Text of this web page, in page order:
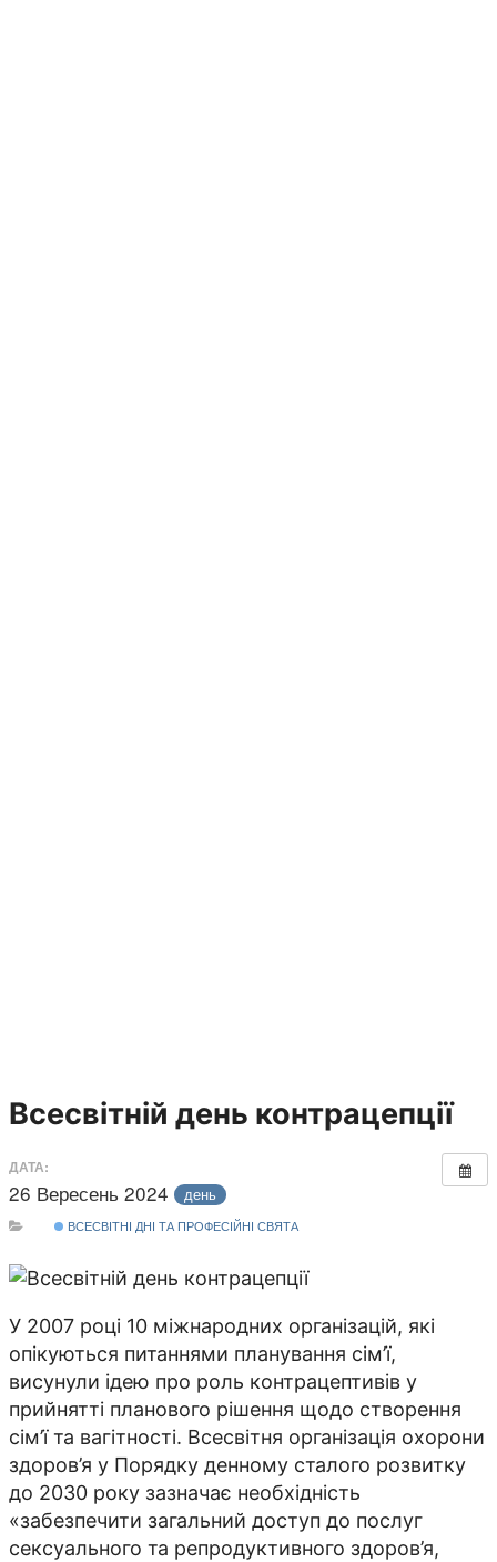
Всесвітній день контрацепції
ДАТА:
26 Вересень 2024 день
ВСЕСВІТНІ ДНІ ТА ПРОФЕСІЙНІ СВЯТА
У 2007 році 10 міжнародних організацій, які
опікуються питаннями планування сім’ї,
висунули ідею про роль контрацептивів у
прийнятті планового рішення щодо створення
сім’ї та вагітності. Всесвітня організація охорони
здоров’я у Порядку денному сталого розвитку
до 2030 року зазначає необхідність
«забезпечити загальний доступ до послуг
сексуального та репродуктивного здоров’я,